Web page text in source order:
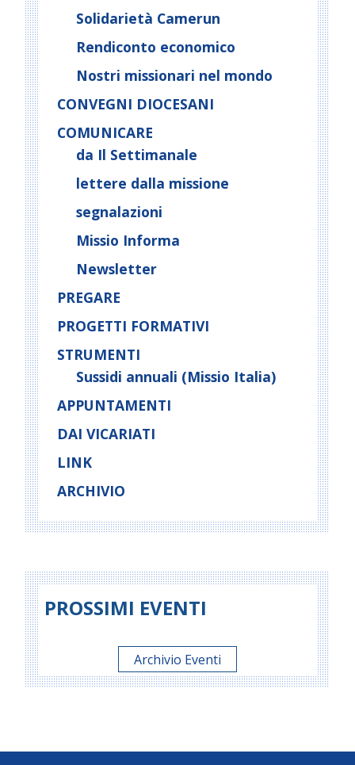
Solidarietà Camerun
Rendiconto economico
Nostri missionari nel mondo
CONVEGNI DIOCESANI
COMUNICARE
da Il Settimanale
lettere dalla missione
segnalazioni
Missio Informa
Newsletter
PREGARE
PROGETTI FORMATIVI
STRUMENTI
Sussidi annuali (Missio Italia)
APPUNTAMENTI
DAI VICARIATI
LINK
ARCHIVIO
PROSSIMI EVENTI
Archivio Eventi